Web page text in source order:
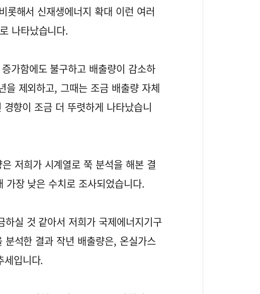
해서 신재생에너지 확대 이런 여러
나타났습니다.
가함에도 불구하고 배출량이 감소하
제외하고, 그때는 조금 배출량 자체
향이 조금 더 뚜렷하게 나타났습니
저희가 시계열로 쭉 분석을 해본 결
장 낮은 수치로 조사되었습니다.
실 것 같아서 저희가 국제에너지기구
석한 결과 작년 배출량은, 온실가스
입니다.